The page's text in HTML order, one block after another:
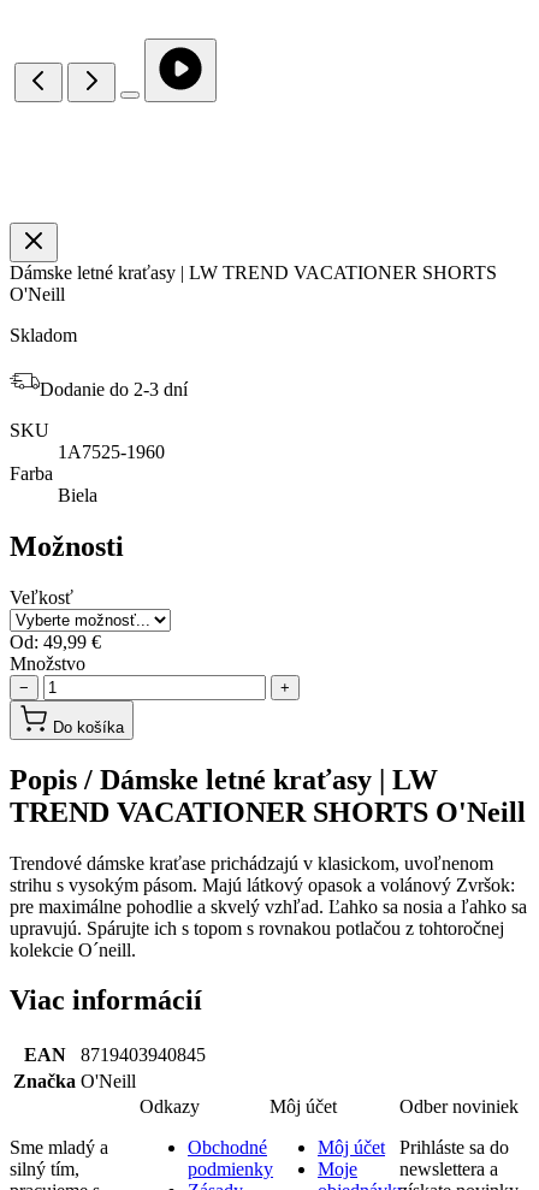
Dámske letné kraťasy | LW TREND VACATIONER SHORTS
O'Neill
Skladom
Dodanie do 2-3 dní
SKU
1A7525-1960
Farba
Biela
Možnosti
Veľkosť
Od: 49,99 €
Množstvo
− +
Do košíka
Popis / Dámske letné kraťasy | LW
TREND VACATIONER SHORTS O'Neill
Trendové dámske kraťase prichádzajú v klasickom, uvoľnenom
strihu s vysokým pásom. Majú látkový opasok a volánový Zvršok:
pre maximálne pohodlie a skvelý vzhľad. Ľahko sa nosia a ľahko sa
upravujú. Spárujte ich s topom s rovnakou potlačou z tohtoročnej
kolekcie O´neill.
Viac informácií
EAN
8719403940845
Značka O'Neill
Sme mladý a
silný tím,
Odkazy
Obchodné
podmienky
Môj účet
Môj účet
Moje
Odber noviniek
Prihláste sa do
newslettera a